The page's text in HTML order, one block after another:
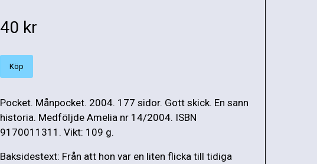
40 kr
Köp
Pocket. Månpocket. 2004. 177 sidor. Gott skick. En sann
historia. Medföljde Amelia nr 14/2004. ISBN
9170011311. Vikt: 109 g.
Baksidestext: Från att hon var en liten flicka till tidiga